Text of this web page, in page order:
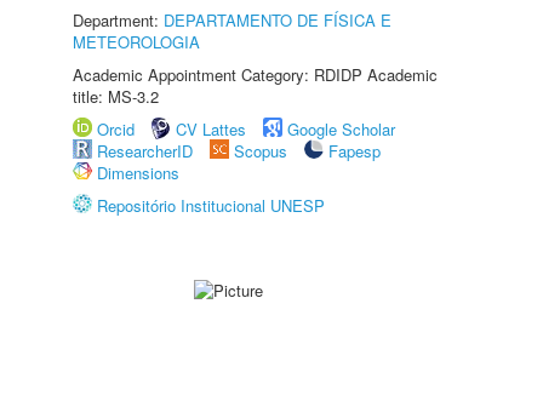
Department: DEPARTAMENTO DE FÍSICA E
METEOROLOGIA
Academic Appointment Category: RDIDP Academic
title: MS-3.2
Orcid
CV Lattes
Google Scholar
ResearcherID
Scopus
Fapesp
Dimensions
Repositório Institucional UNESP